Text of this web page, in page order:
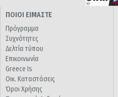
ΠΟΙΟΙ ΕΙΜΑΣΤΕ
Πρόγραμμα
Συχνότητες
Δελτία τύπου
Επικοινωνία
Greece Is
Οικ. Καταστάσεις
Όροι Χρήσης